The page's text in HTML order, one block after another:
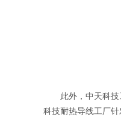
此外，中天科
科技耐热导线工厂针